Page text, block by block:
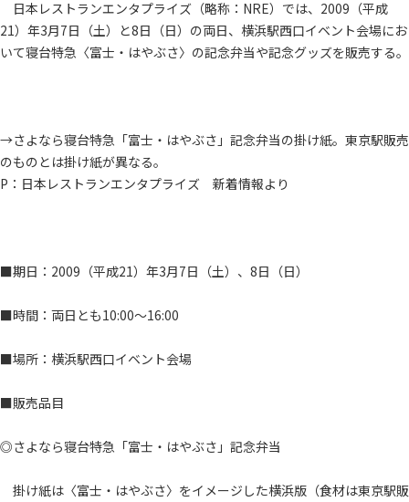
日本レストランエンタプライズ（略称：NRE）では、2009（平成
21）年3月7日（土）と8日（日）の両日、横浜駅西口イベント会場にお
いて寝台特急〈富士・はやぶさ〉の記念弁当や記念グッズを販売する。
→さよなら寝台特急「富士・はやぶさ」記念弁当の掛け紙。東京駅販売
のものとは掛け紙が異なる。
P：日本レストランエンタプライズ 新着情報より
■期日：2009（平成21）年3月7日（土）、8日（日）
■時間：両日とも10:00～16:00
■場所：横浜駅西口イベント会場
■販売品目
◎さよなら寝台特急「富士・はやぶさ」記念弁当
掛け紙は〈富士・はやぶさ〉をイメージした横浜版（食材は東京駅販